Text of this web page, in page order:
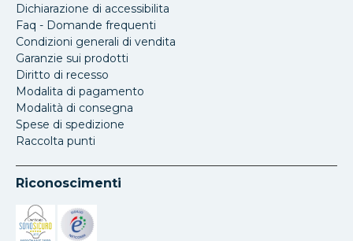
Dichiarazione di accessibilita
Faq - Domande frequenti
Condizioni generali di vendita
Garanzie sui prodotti
Diritto di recesso
Modalita di pagamento
Modalità di consegna
Spese di spedizione
Raccolta punti
Riconoscimenti